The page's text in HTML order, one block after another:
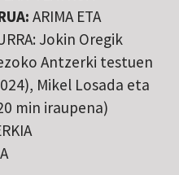
ARIMA ETA
Jokin Oregik
Antzerki testuen
Mikel Losada eta
min iraupena)